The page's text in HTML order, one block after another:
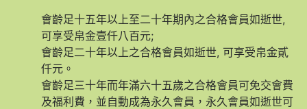
會齡足十五年以上至二十年期內之合格會員如逝世,
可享受帛金壹仟八百元;
會齡足二十年以上之合格會員如逝世, 可享受帛金貳
仟元。
會齡足三十年而年滿六十五歲之合格會員可免交會費
及福利費，並自動成為永久會員，永久會員如逝世可